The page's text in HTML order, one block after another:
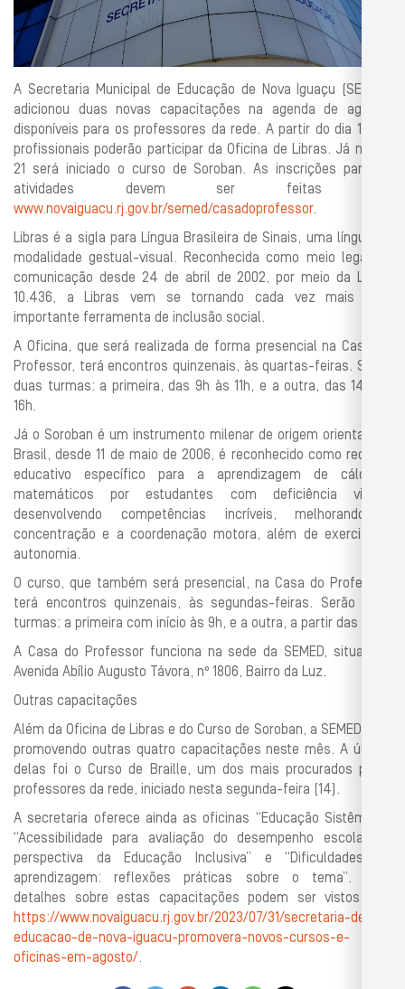
A Secretaria Municipal de Educação de Nova Iguaçu (SEMED)
adicionou duas novas capacitações na agenda de agosto,
disponíveis para os professores da rede. A partir do dia 16, os
profissionais poderão participar da Oficina de Libras. Já no dia
21 será iniciado o curso de Soroban. As inscrições para as
atividades devem ser feitas em
www.novaiguacu.rj.gov.br/semed/casadoprofessor.
Libras é a sigla para Língua Brasileira de Sinais, uma língua de
modalidade gestual-visual. Reconhecida como meio legal de
comunicação desde 24 de abril de 2002, por meio da Lei nº
10.436, a Libras vem se tornando cada vez mais uma
importante ferramenta de inclusão social.
A Oficina, que será realizada de forma presencial na Casa do
Professor, terá encontros quinzenais, às quartas-feiras. Serão
duas turmas: a primeira, das 9h às 11h, e a outra, das 14h às
16h.
Já o Soroban é um instrumento milenar de origem oriental. No
Brasil, desde 11 de maio de 2006, é reconhecido como recurso
educativo específico para a aprendizagem de cálculos
matemáticos por estudantes com deficiência visual,
desenvolvendo competências incríveis, melhorando a
concentração e a coordenação motora, além de exercitar a
autonomia.
O curso, que também será presencial, na Casa do Professor,
terá encontros quinzenais, às segundas-feiras. Serão duas
turmas: a primeira com início às 9h, e a outra, a partir das 13h.
A Casa do Professor funciona na sede da SEMED, situada à
Avenida Abílio Augusto Távora, nº 1806, Bairro da Luz.
Outras capacitações
Além da Oficina de Libras e do Curso de Soroban, a SEMED está
promovendo outras quatro capacitações neste mês. A última
delas foi o Curso de Braille, um dos mais procurados pelos
professores da rede, iniciado nesta segunda-feira (14).
A secretaria oferece ainda as oficinas “Educação Sistêmica”,
“Acessibilidade para avaliação do desempenho escolar na
perspectiva da Educação Inclusiva” e “Dificuldades de
aprendizagem: reflexões práticas sobre o tema”. Mais
detalhes sobre estas capacitações podem ser vistos em:
https://www.novaiguacu.rj.gov.br/2023/07/31/secretaria-de-
educacao-de-nova-iguacu-promovera-novos-cursos-e-
oficinas-em-agosto/.